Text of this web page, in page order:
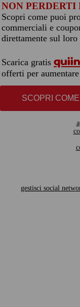
NON
Scopri come puoi
commerciali e
direttamente sul loro
Scarica gratis
offerti per
SCOPRI COME
gestisci social